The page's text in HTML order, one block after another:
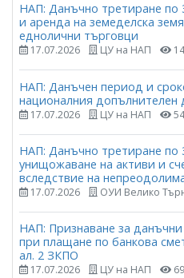
НАП: Данъчно третиране
и аренда на земеделска
еднолични търговци
17.07.2026 ЦУ на НАП
НАП: Данъчен период и
националния допълнителен
17.07.2026 ЦУ на НАП
НАП: Данъчно третиране
унищожаване на активи и
вследствие на
17.07.2026 ОУИ Велико
НАП: Признаване за
при плащане по банкова
ал. 2 ЗКПО
17.07.2026 ЦУ на НАП